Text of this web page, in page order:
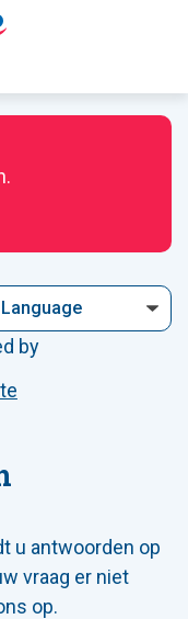
by
u antwoorden op
vraag er niet
op.